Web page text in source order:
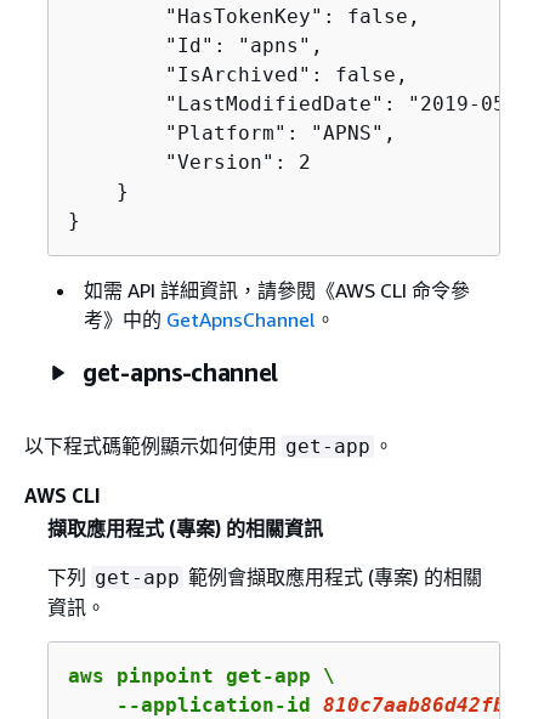
        "HasTokenKey": false,
        "Id": "apns",
        "IsArchived": false,
"LastModifiedDate": "2019-05-
        "Platform": "APNS",
        "Version": 2
    }
}
如需 API 詳細資訊，請參閱《AWS CLI 命令參
考》 中的 GetApnsChannel 。
get-apns-channel
以下程式碼範例顯示如何使用 get-app 。
AWS CLI
擷取應用程式 (專案) 的相關資訊
下列
get-app 範例會擷取應用程式 (專案) 的相關
資訊。
aws pinpoint get-app \
    --application-id